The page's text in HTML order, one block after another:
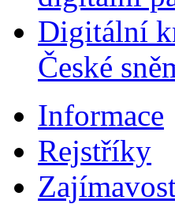
Digitální
České
Informace
Rejstříky